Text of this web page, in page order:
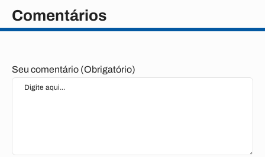
Comentários
Seu comentário (Obrigatório)